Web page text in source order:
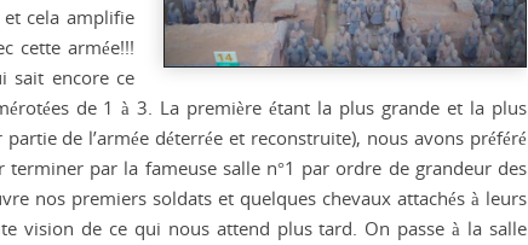
et cela amplifie
cette armée!!!
sait encore ce
de 1 à 3. La première étant la plus grande et la plus
de l’armée déterrée et reconstruite), nous avons préféré
terminer par la fameuse salle n°1 par ordre de grandeur des
nos premiers soldats et quelques chevaux attachés à leurs
vision de ce qui nous attend plus tard. On passe à la salle